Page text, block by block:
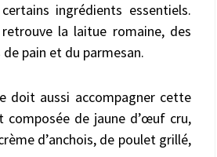
ingrédients essentiels.
la laitue romaine, des
pain et du parmesan.
doit aussi accompagner cette
composée de jaune d’œuf cru,
d’anchois, de poulet grillé,